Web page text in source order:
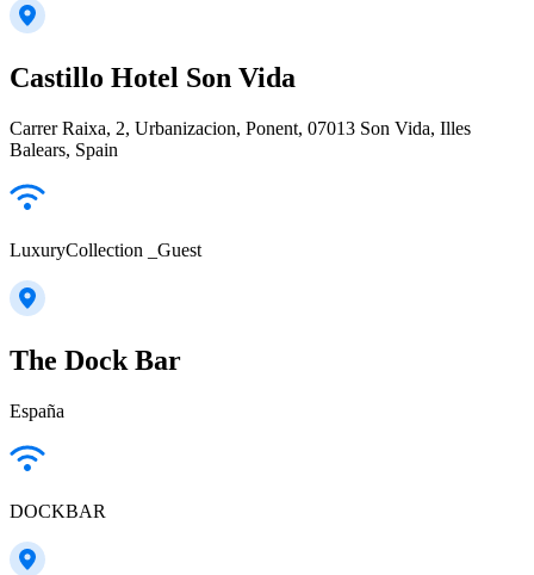
Castillo Hotel Son Vida
Carrer Raixa, 2, Urbanizacion, Ponent, 07013 Son Vida, Illes
Balears, Spain
LuxuryCollection _Guest
The Dock Bar
España
DOCKBAR